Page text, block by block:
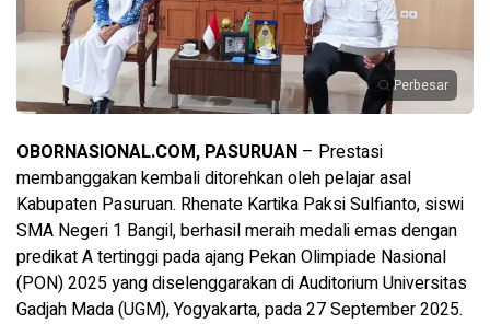
Perbesar
OBORNASIONAL.COM, PASURUAN – Prestasi
membanggakan kembali ditorehkan oleh pelajar asal
Kabupaten Pasuruan. Rhenate Kartika Paksi Sulfianto, siswi
SMA Negeri 1 Bangil, berhasil meraih medali emas dengan
predikat A tertinggi pada ajang Pekan Olimpiade Nasional
(PON) 2025 yang diselenggarakan di Auditorium Universitas
Gadjah Mada (UGM), Yogyakarta, pada 27 September 2025.